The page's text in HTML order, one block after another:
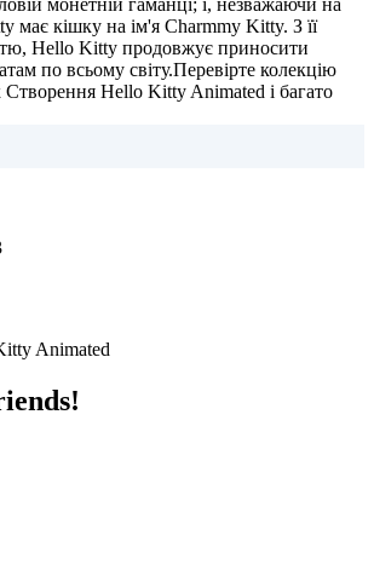
має кішку на ім'я Charmmy Kitty. З її
Hello Kitty продовжує приносити
по всьому світу.Перевірте колекцію
Створення Hello Kitty Animated і багато
Animated